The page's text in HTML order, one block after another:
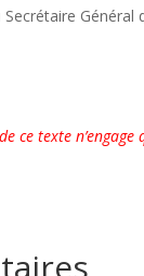
Général
ce texte